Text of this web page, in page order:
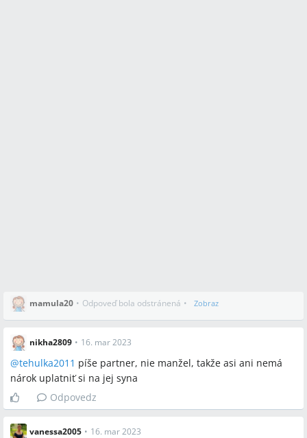
mamula20 • Odpoveď bola odstránená • Zobraz
nikha2809 • 16. mar 2023
@tehulka2011 píše partner, nie manžel, takže asi ani nemá
nárok uplatniť si na jej syna
Odpovedz
vanessa2005 • 16. mar 2023